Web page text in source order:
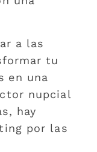
a las
tu
en una
nupcial
hay
por las